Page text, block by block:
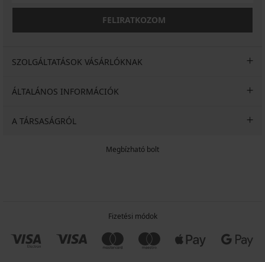
FELIRATKOZOM
SZOLGÁLTATÁSOK VÁSÁRLÓKNAK
ÁLTALÁNOS INFORMÁCIÓK
A TÁRSASÁGRÓL
Megbízható bolt
Fizetési módok